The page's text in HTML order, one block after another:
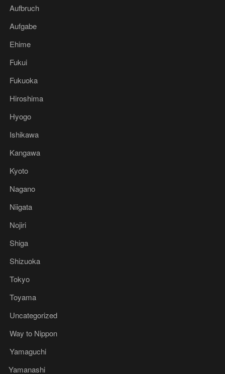
Aufbruch
Aufgabe
Ehime
Fukui
Fukuoka
Hiroshima
Hyogo
Ishikawa
Kangawa
Kyoto
Nagano
Niigata
Nojiri
Shiga
Shizuoka
Tokyo
Toyama
Uncategorized
Way to Nippon
Yamaguchi
Yamanashi